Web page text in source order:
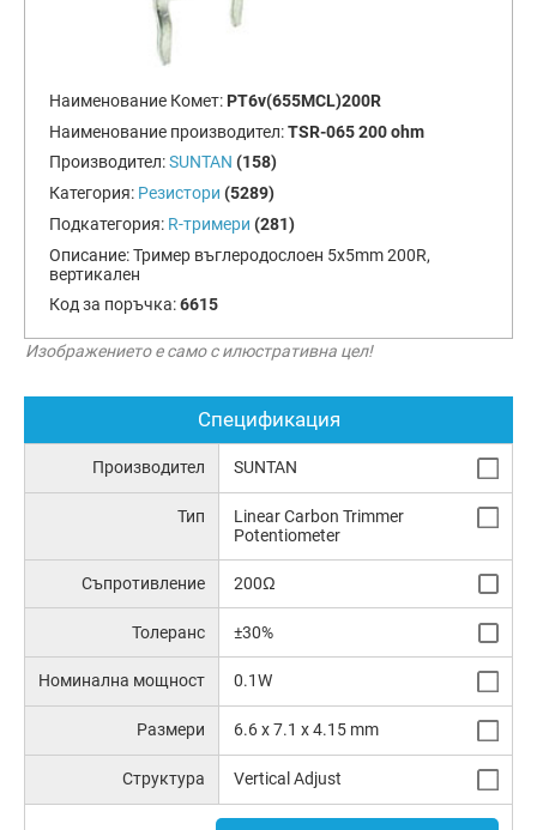
Наименование Комет: PT6v(655MCL)200R
Наименование производител:TSR-065 200 ohm
Производител:SUNTAN (158)
Категория: Резистори (5289)
Подкатегория: R-тримери (281)
Описание:Тример въглеродослоен 5x5mm 200R,
вертикален
Код за поръчка:6615
Изображението е само с илюстративна цел!
Спецификация
Производител SUNTAN
Тип
Linear Carbon Trimmer
Potentiometer
Съпротивление 200Ω
Толеранс ±30%
Номинална мощност 0.1W
Размери 6.6 x 7.1 x 4.15 mm
Структура Vertical Adjust